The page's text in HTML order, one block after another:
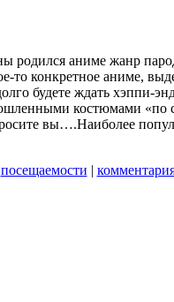
родился аниме жанр
то конкретное аниме,
будете ждать хэппи-
костюмами
вы….Наиболее
посещаемости |